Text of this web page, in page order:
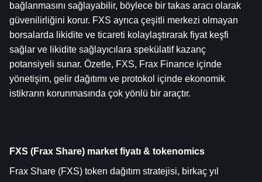
bağlanmasını sağlayabilir, böylece bir takas aracı olarak
güvenilirliğini korur. FXS ayrıca çeşitli merkezi olmayan
borsalarda likidite ve ticareti kolaylaştırarak fiyat keşfi
sağlar ve likidite sağlayıcılara spekülatif kazanç
potansiyeli sunar. Özetle, FXS, Frax Finance içinde
yönetişim, gelir dağıtımı ve protokol içinde ekonomik
istikrarın korunmasında çok yönlü bir araçtır.
FXS (Frax Share) market fiyatı & tokenomics
Frax Share (FXS) token dağıtım stratejisi, birkaç yıl